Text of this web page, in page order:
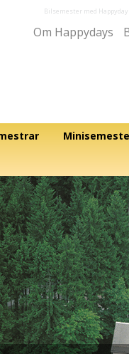
Bilsemester med
Om Happydays